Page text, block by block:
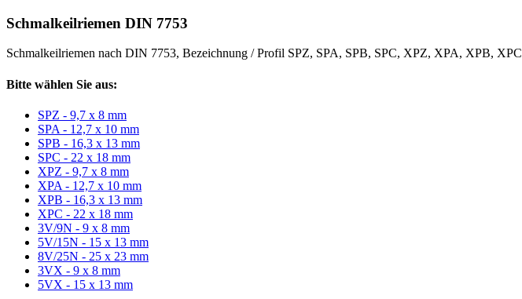
Schmalkeilriemen DIN 7753
Schmalkeilriemen nach DIN 7753, Bezeichnung / Profil SPZ, SPA, SPB, SPC, XPZ, XPA, XPB, XPC
Bitte wählen Sie aus:
SPZ - 9,7 x 8 mm
SPA - 12,7 x 10 mm
SPB - 16,3 x 13 mm
SPC - 22 x 18 mm
XPZ - 9,7 x 8 mm
XPA - 12,7 x 10 mm
XPB - 16,3 x 13 mm
XPC - 22 x 18 mm
3V/9N - 9 x 8 mm
5V/15N - 15 x 13 mm
8V/25N - 25 x 23 mm
3VX - 9 x 8 mm
5VX - 15 x 13 mm